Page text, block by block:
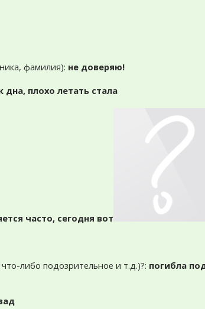
фамилия): не доверяю!
дна, плохо летать стала
часто, сегодня вот
либо подозрительное и т.д.)?: погибла